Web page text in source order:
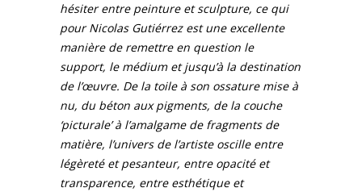
hésiter entre peinture et sculpture, ce qui
pour Nicolas Gutiérrez est une excellente
manière de remettre en question le
support, le médium et jusqu’à la destination
de l’œuvre. De la toile à son ossature mise à
nu, du béton aux pigments, de la couche
‘picturale’ à l’amalgame de fragments de
matière, l’univers de l’artiste oscille entre
légèreté et pesanteur, entre opacité et
transparence, entre esthétique et